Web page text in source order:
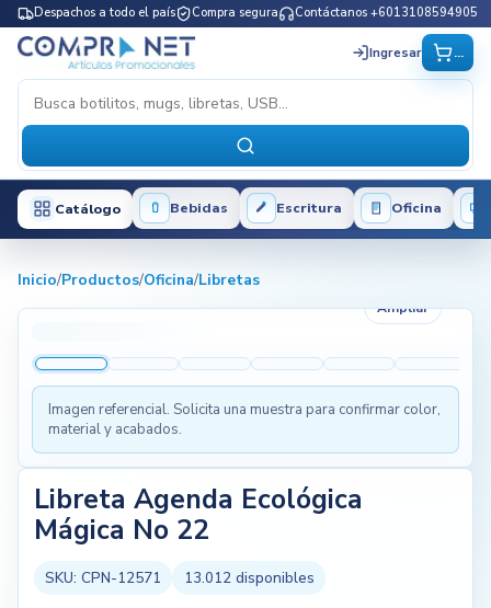
Despachos a todo el país Compra segura Contáctanos +6013108594905
Ingresar ...
Catálogo Bebidas Escritura Oficina
Inicio/Productos/Oficina/Libretas
Ampliar
Imagen referencial. Solicita una muestra para confirmar color,
material y acabados.
Libreta Agenda Ecológica
Mágica No 22
SKU: CPN-12571 13.012disponibles